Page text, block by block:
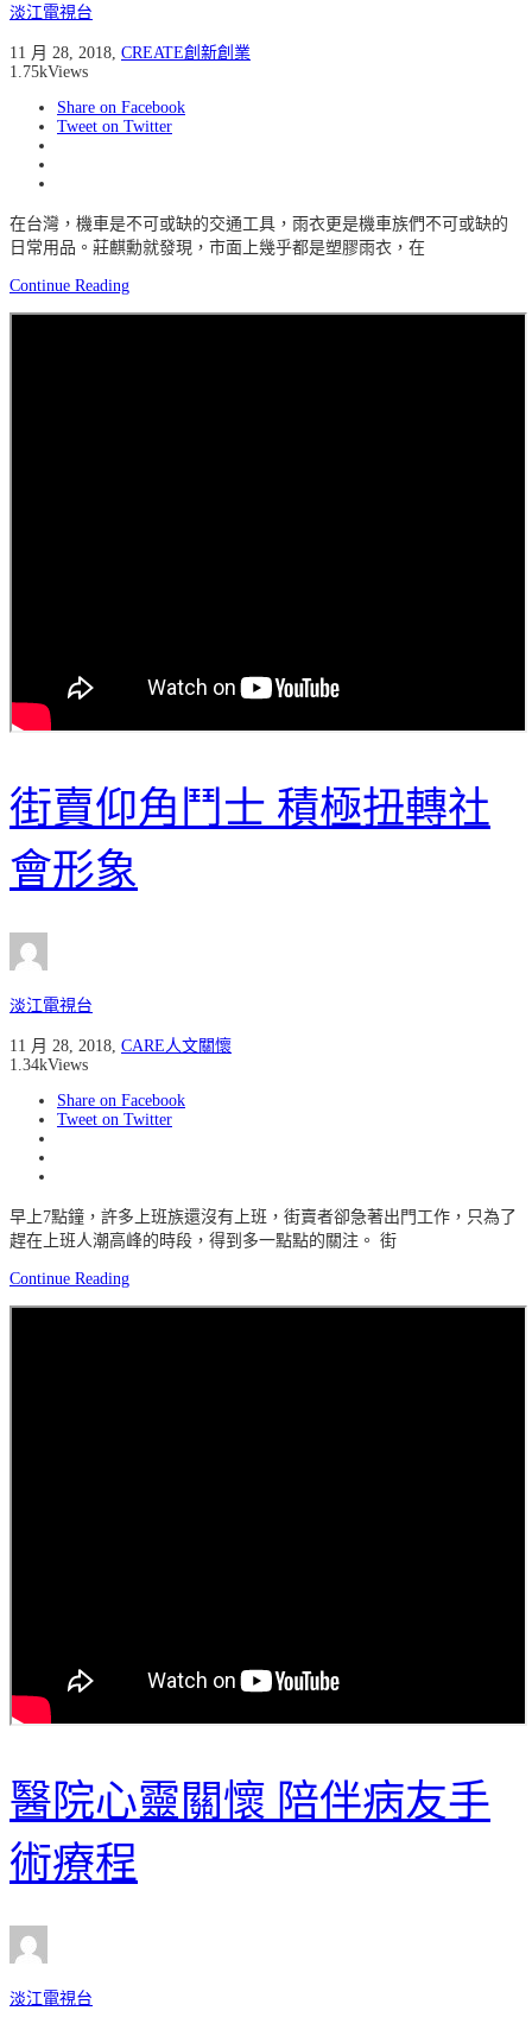
淡江電視台
11 月 28, 2018, CREATE創新創業
1.75kViews
Share on Facebook
Tweet on Twitter
在台灣，機車是不可或缺的交通工具，雨衣更是機車族們不可或缺的
日常用品。莊麒勳就發現，市面上幾乎都是塑膠雨衣，在
Continue Reading
街賣仰角鬥士 積極扭轉社
會形象
淡江電視台
11 月 28, 2018, CARE人文關懷
1.34kViews
Share on Facebook
Tweet on Twitter
早上7點鐘，許多上班族還沒有上班，街賣者卻急著出門工作，只為了
趕在上班人潮高峰的時段，得到多一點點的關注。 街
Continue Reading
醫院心靈關懷 陪伴病友手
術療程
淡江電視台